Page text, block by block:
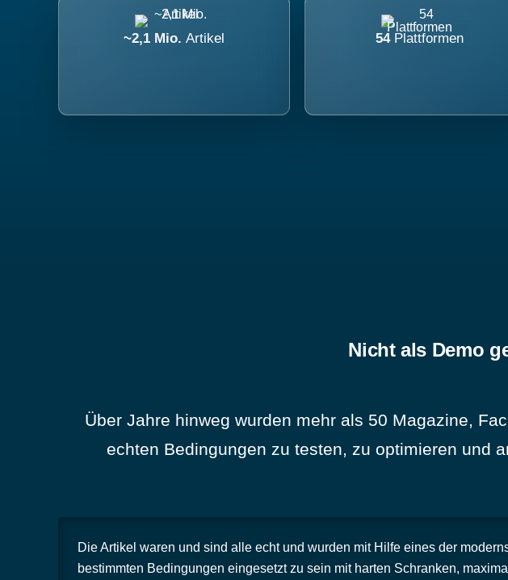
~2,1 Mio. Artikel 54 Plattformen
Nicht als Demo
Über Jahre hinweg wurden mehr als 50 Magazine,
echten Bedingungen zu testen, zu optimieren und
Die Artikel waren und sind alle echt und wurden mit Hilfe eines der
bestimmten Bedingungen eingesetzt zu sein mit harten Schranken,